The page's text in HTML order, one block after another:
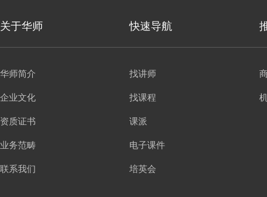
关于华师 快速导航
华师简介
企业文化
资质证书
业务范畴
联系我们
找讲师
找课程
课派
电子课件
培英会